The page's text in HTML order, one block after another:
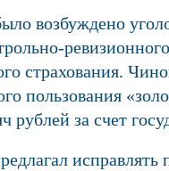
возбуждено
страхования.
пользования
за счет
исправлять